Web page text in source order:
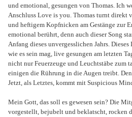
und emotional, gesungen von Thomas. Ich
Anschluss Love is you. Thomas turnt direkt
und heftigem Kopfnicken am Gestänge zur
emotional berührt, denn auch dieser Song
Anfang dieses unvergesslichen Jahrs.
wie es sein mag, live gesungen am letzten
nicht nur Feuerzeuge und Leuchtstäbe zum
einigen die Rührung in die Augen treibt.
Jetzt, als Letztes, kommt mit Suspicious
Mein Gott, das soll es gewesen sein? Die
vorgestellt, bejubelt und beklatscht, rocken